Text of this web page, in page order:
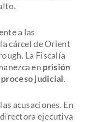
a las
cárcel de Orient
La Fiscalía
en prisión
judicial.
acusaciones. En
ejecutiva